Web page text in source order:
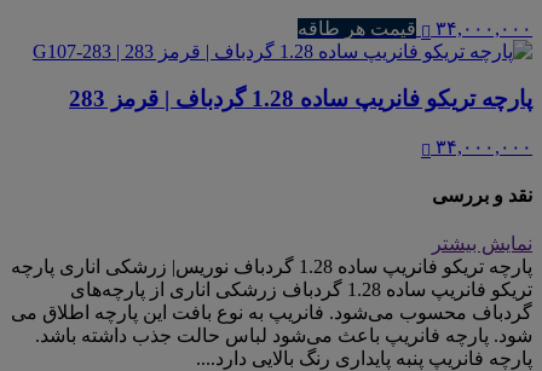
۳۴,۰۰۰,۰۰۰ قیمت هر طاقه
پارچه تریکو فانریپ ساده 1.28 گردباف | قرمز 283
۳۴,۰۰۰,۰۰۰
نقد و بررسی
نمایش بیشتر
پارچه تریکو فانریپ ساده 1.28 گردباف نوریس| زرشکی اناری پارچه
تریکو فانریپ ساده 1.28 گردباف زرشکی اناری از پارچه‌های
گردباف محسوب می‌شود. فانریپ به نوع بافت این پارچه اطلاق می
شود. پارچه فانریپ باعث می‌شود لباس حالت جذب داشته باشد.
پارچه فانریپ پنبه پایداری رنگ بالایی دارد....